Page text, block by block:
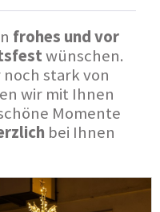
frohes und vor
wünschen.
stark von
wir mit Ihnen
Momente
bei Ihnen